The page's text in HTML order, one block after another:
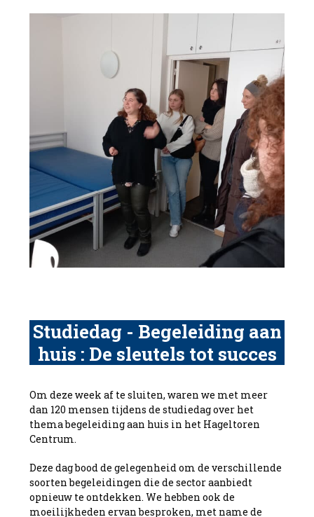
Studiedag - Begeleiding aan
huis : De sleutels tot succes
Om deze week af te sluiten, waren we met meer
dan 120 mensen tijdens de studiedag over het
thema begeleiding aan huis in het Hageltoren
Centrum.
Deze dag bood de gelegenheid om de verschillende
soorten begeleidingen die de sector aanbiedt
opnieuw te ontdekken. We hebben ook de
moeilijkheden ervan besproken, met name de